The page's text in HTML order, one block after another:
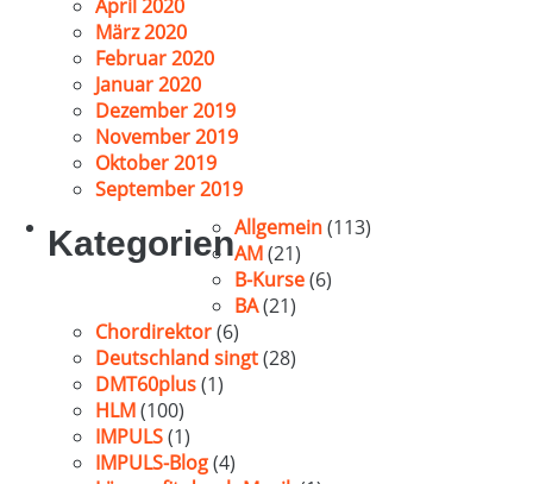
April 2020
März 2020
Februar 2020
Januar 2020
Dezember 2019
November 2019
Oktober 2019
September 2019
KategorienAllgemein(113)
AM(21)
B-Kurse(6)
BA(21)
Chordirektor(6)
Deutschland singt(28)
DMT60plus(1)
HLM(100)
IMPULS(1)
IMPULS-Blog(4)